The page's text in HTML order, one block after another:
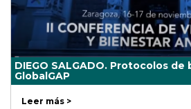
DIEGO SALGADO. Protocolos
GlobalGAP
Leer más >